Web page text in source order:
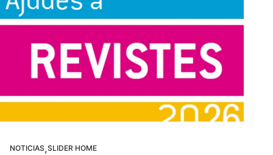
NOTICIAS,SLIDER HOME